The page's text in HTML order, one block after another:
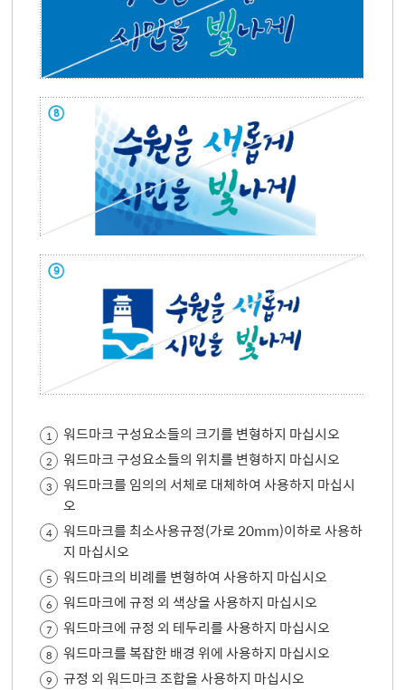
1 워드마크 구성요소들의 크기를 변형하지 마십시오
2 워드마크 구성요소들의 위치를 변형하지 마십시오
3
워드마크를 임의의 서체로 대체하여 사용하지 마십시
오
4
워드마크를 최소사용규정(가로 20mm)이하로 사용하
지 마십시오
5 워드마크의 비례를 변형하여 사용하지 마십시오
6 워드마크에 규정 외 색상을 사용하지 마십시오
7 워드마크에 규정 외 테두리를 사용하지 마십시오
8 워드마크를 복잡한 배경 위에 사용하지 마십시오
9 규정 외 워드마크 조합을 사용하지 마십시오